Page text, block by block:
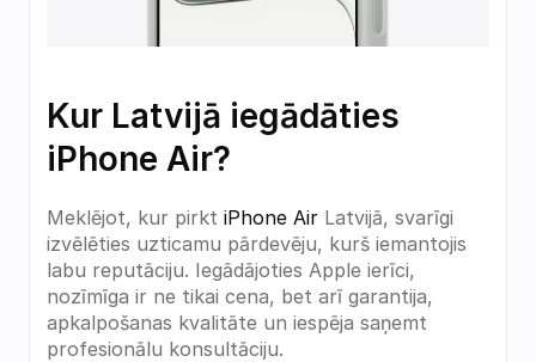
Kur Latvijā iegādāties
iPhone Air?
Meklējot, kur pirkt iPhone Air Latvijā, svarīgi
izvēlēties uzticamu pārdevēju, kurš iemantojis
labu reputāciju. Iegādājoties Apple ierīci,
nozīmīga ir ne tikai cena, bet arī garantija,
apkalpošanas kvalitāte un iespēja saņemt
profesionālu konsultāciju.